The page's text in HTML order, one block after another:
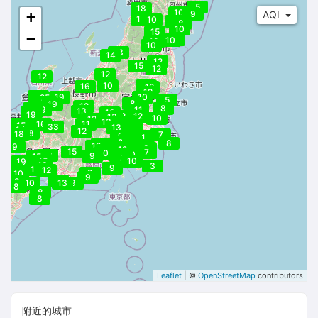
AQI
11
10
12
11
9
18
11
14
10
10
10
13
15
8
13
14
19 12
19
13
12
20
9
15
12
18
11
5
8
13
5
16
8
12
12
16
12
9
8
13
12
6
9
10
12
15
10
8
12
10
33
3
8
15
13
19
12
13
8
9
12
17
13
10
10
15
8
10
8
16
7
13
16
25
15
13
10
10
15
12
9
16
8
18
8
7
14
16
18
11
8
13
10
19
13
10
11
9
9
12
19
9
18
11
9 12
8
8
+
−
Leaflet | © OpenStreetMap contributors
附近的城市